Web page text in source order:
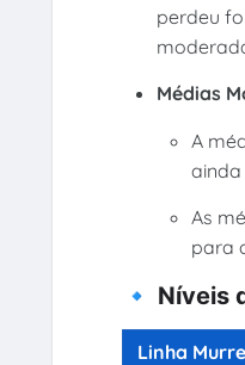
perdeu
Médias
A
ainda
As
para
🔹 Níveis
Linha